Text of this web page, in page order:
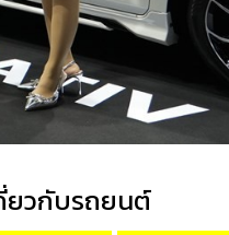
ยวกับรถยนต์